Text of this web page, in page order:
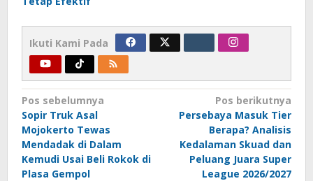
Ikuti Kami Pada
Navigasi
pos
Pos sebelumnya
Sopir Truk Asal
Mojokerto Tewas
Mendadak di Dalam
Kemudi Usai Beli Rokok di
Plasa Gempol
Pos berikutnya
Persebaya Masuk Tier
Berapa? Analisis
Kedalaman Skuad dan
Peluang Juara Super
League 2026/2027